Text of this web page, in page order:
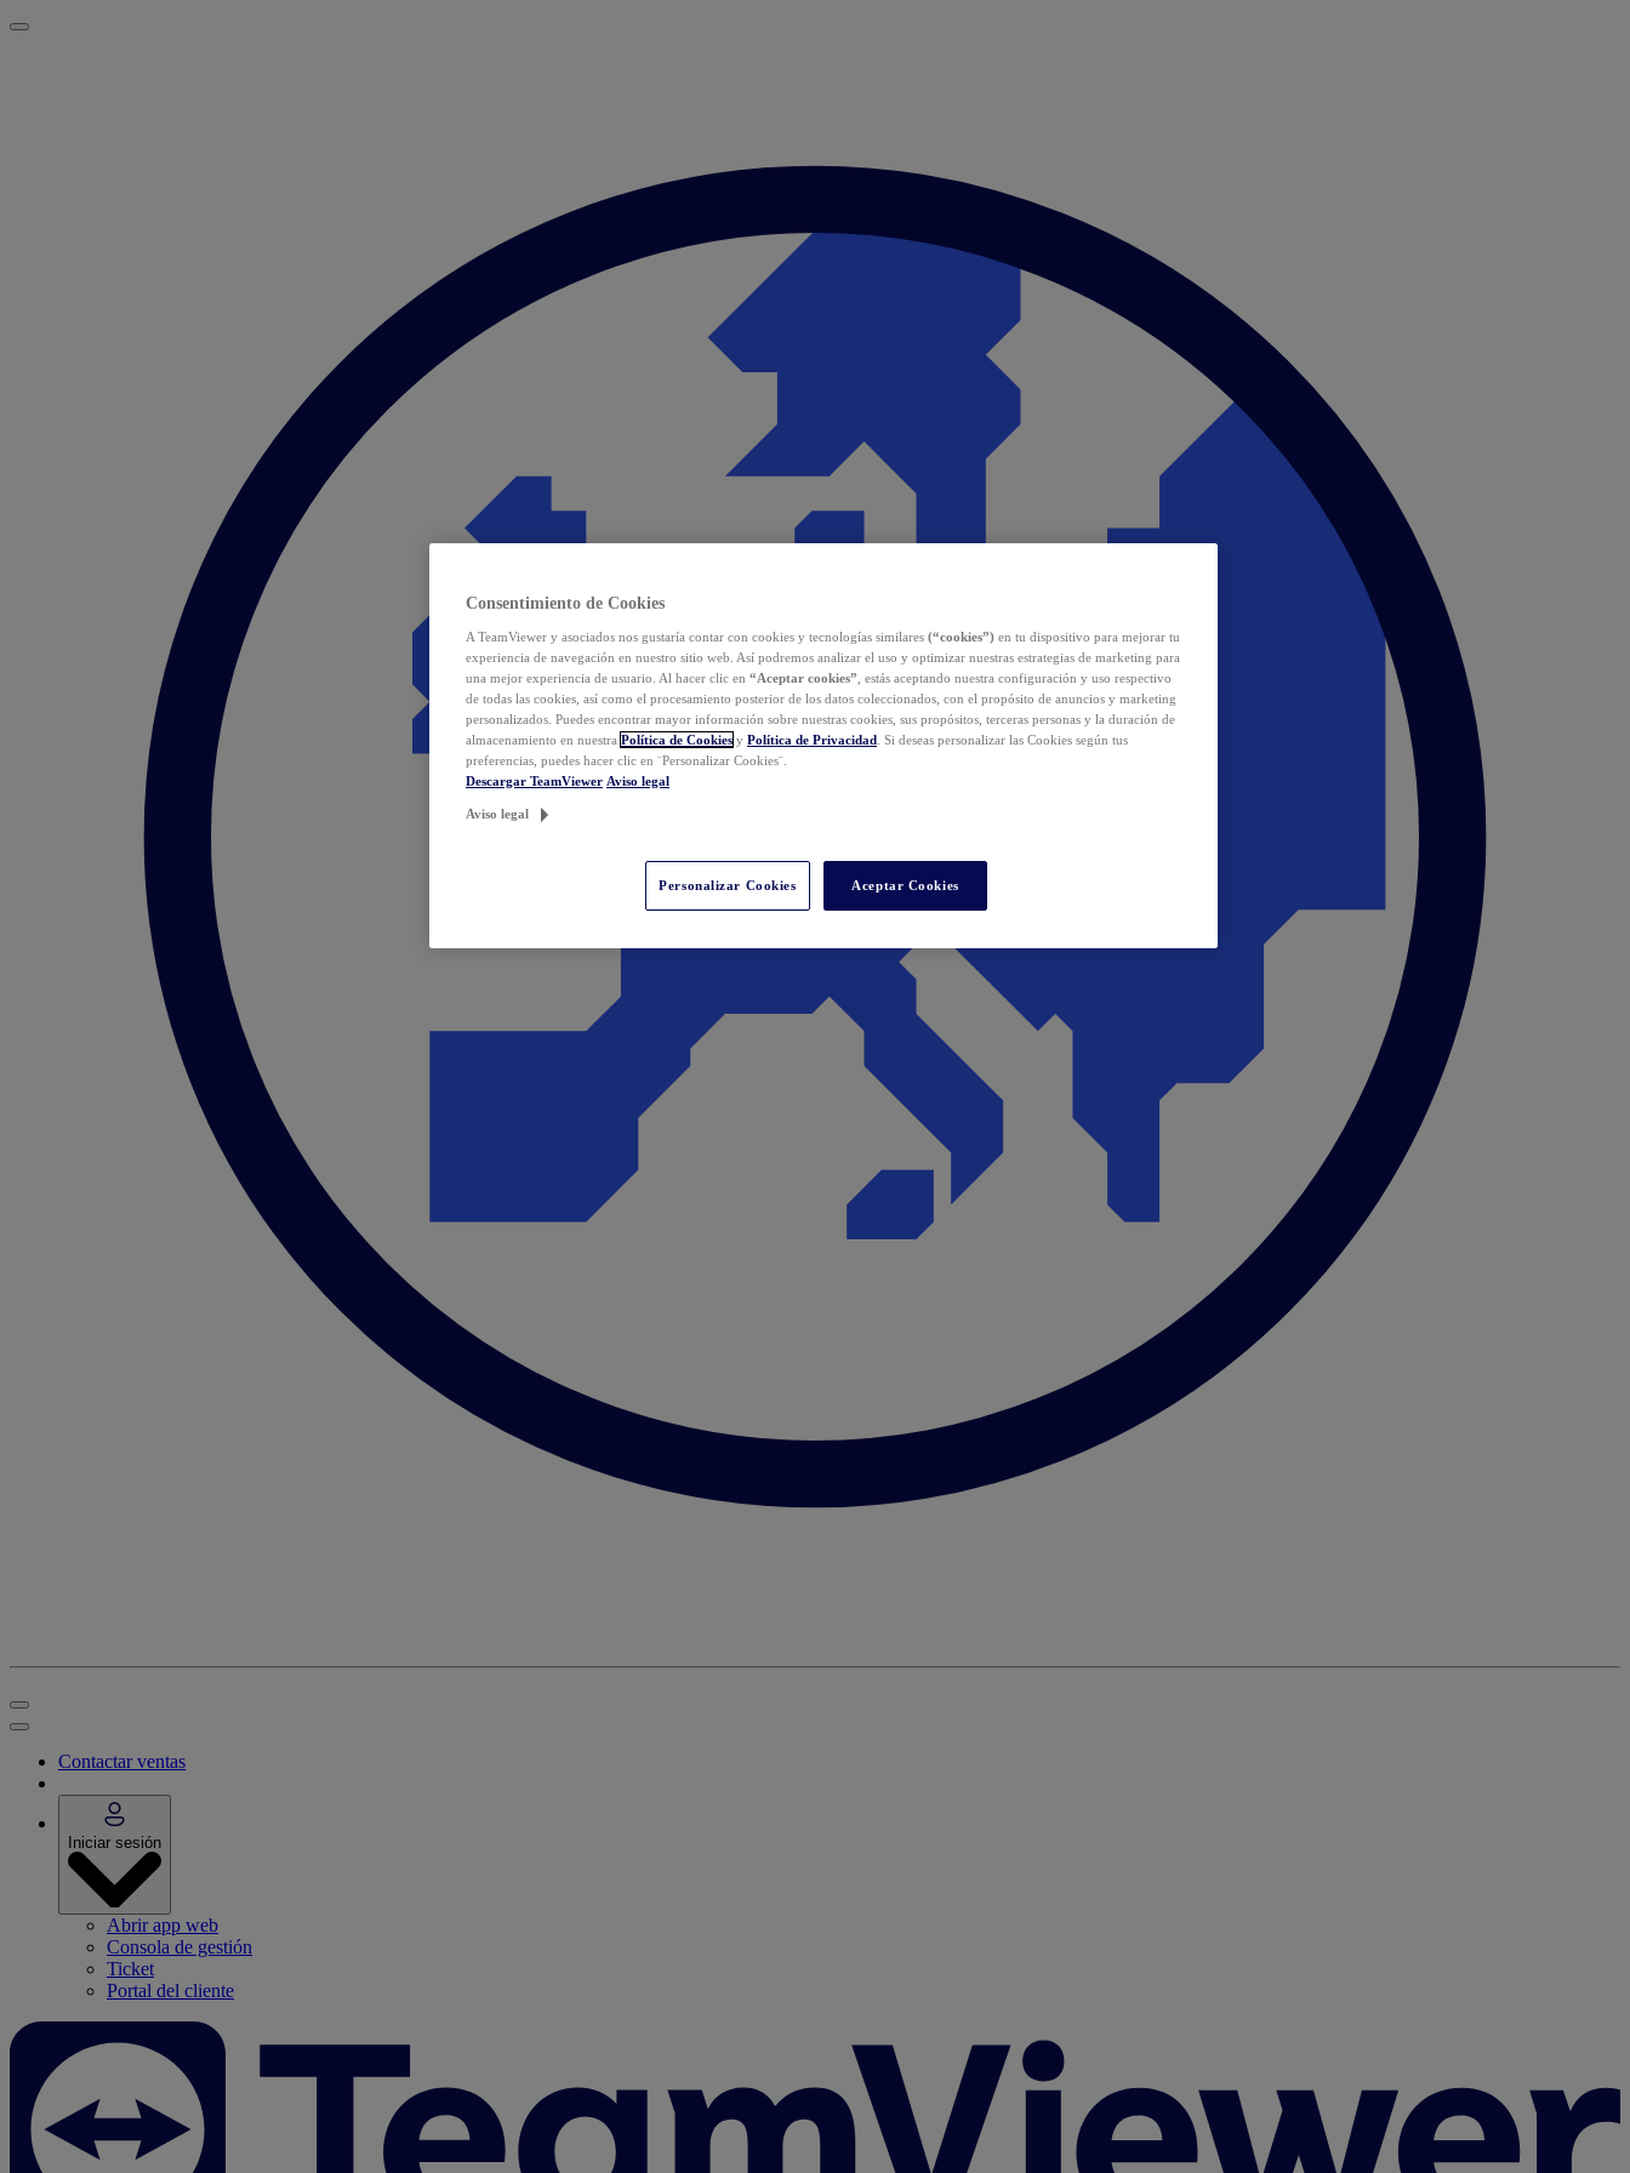
Contactar ventas
Iniciar sesión
Abrir app web
Consola de gestión
Ticket
Portal del cliente
Consentimiento de Cookies
A TeamViewer y asociados nos gustaría contar con cookies y tecnologías similares (“cookies”) en tu dispositivo para mejorar tu
experiencia de navegación en nuestro sitio web. Así podremos analizar el uso y optimizar nuestras estrategias de marketing para
una mejor experiencia de usuario. Al hacer clic en “Aceptar cookies” , estás aceptando nuestra configuración y uso respectivo
de todas las cookies, así como el procesamiento posterior de los datos coleccionados, con el propósito de anuncios y marketing
personalizados. Puedes encontrar mayor información sobre nuestras cookies, sus propósitos, terceras personas y la duración de
almacenamiento en nuestra Política de Cookies y Política de Privacidad . Si deseas personalizar las Cookies según tus
preferencias, puedes hacer clic en ¨Personalizar Cookies¨.
Descargar TeamViewer Aviso legal
Aviso legal
Personalizar Cookies Aceptar Cookies